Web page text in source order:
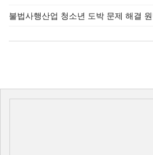
불법사행산업 청소년 도박 문제 해결